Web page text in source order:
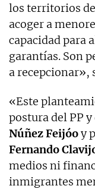
los territorios
acoger a
capacidad para
garantías. Son
a recepcionar»,
«Este
postura del PP
Núñez Feijóoy
Fernando
medios ni
inmigrantes